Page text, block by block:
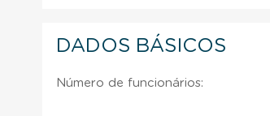
DADOS BÁSICOS
Número de funcionários: